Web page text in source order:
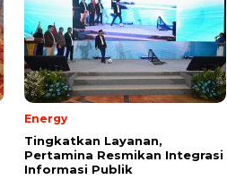
Energy
Tingkatkan Layanan,
Pertamina Resmikan Integrasi
Informasi Publik